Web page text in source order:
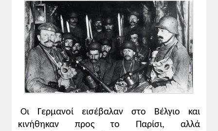
Οι Γερμανοί εισέβαλαν στο Βέλγιο και
κινήθηκαν προς το Παρίσι, αλλά